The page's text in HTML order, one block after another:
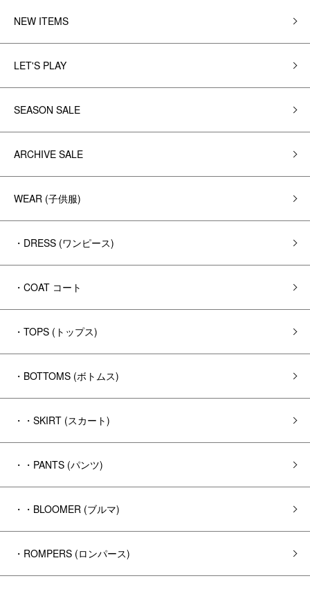
NEW ITEMS
LET'S PLAY
SEASON SALE
ARCHIVE SALE
WEAR (子供服)
・DRESS (ワンピース)
・COAT コート
・TOPS (トップス)
・BOTTOMS (ボトムス)
・・SKIRT (スカート)
・・PANTS (パンツ)
・・BLOOMER (ブルマ)
・ROMPERS (ロンパース)